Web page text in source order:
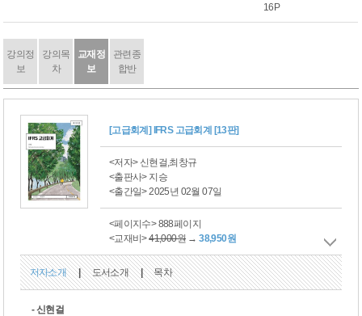
16P
강의정
보
강의목
차
교재정
보
관련종
합반
[고급회계] IFRS 고급회계 [13판]
<저자> 신현걸,최창규
<출판사> 지승
<출간일> 2025년 02월 07일
<페이지수> 888페이지
<교재비>41,000원 →38,950원
저자소개 | 도서소개 | 목차
- 신현걸